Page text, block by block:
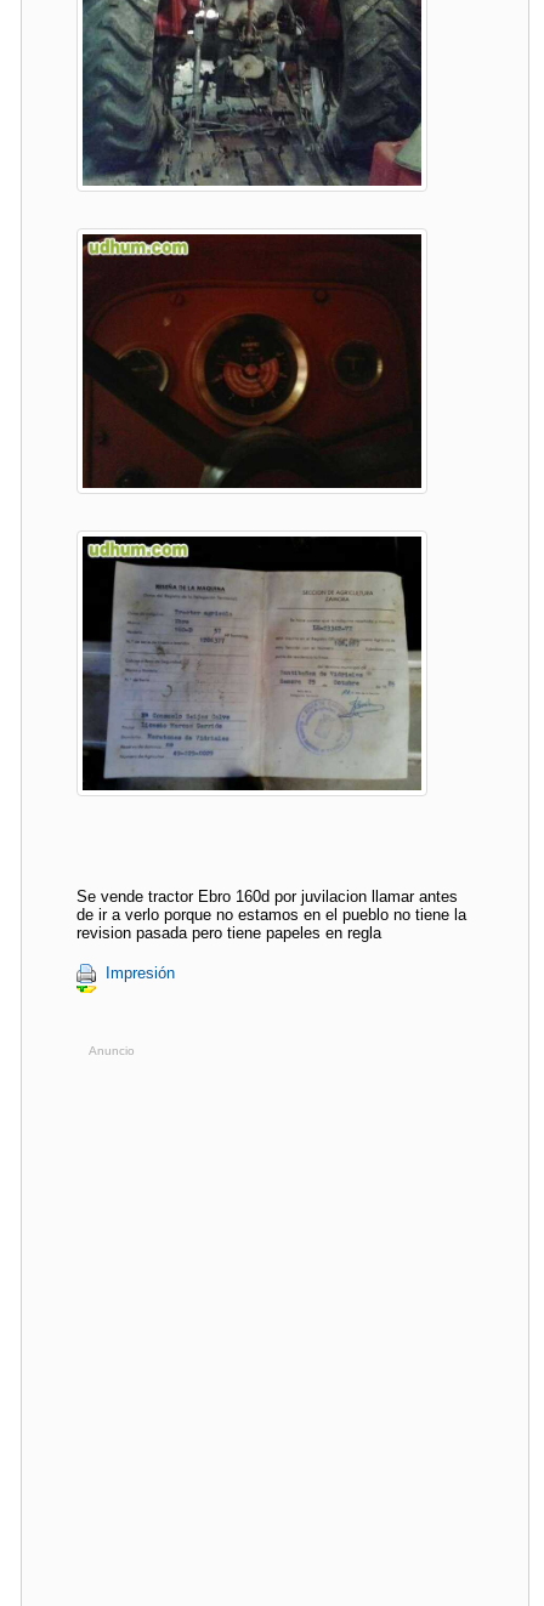
Se vende tractor Ebro 160d por juvilacion llamar antes
de ir a verlo porque no estamos en el pueblo no tiene la
revision pasada pero tiene papeles en regla
Impresión
Anuncio